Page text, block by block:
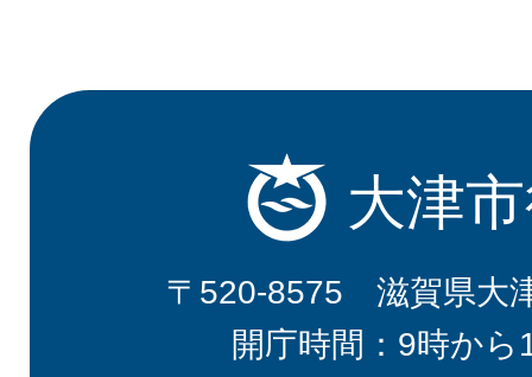
大津
〒520-8575 滋賀県大
開庁時間：9時から